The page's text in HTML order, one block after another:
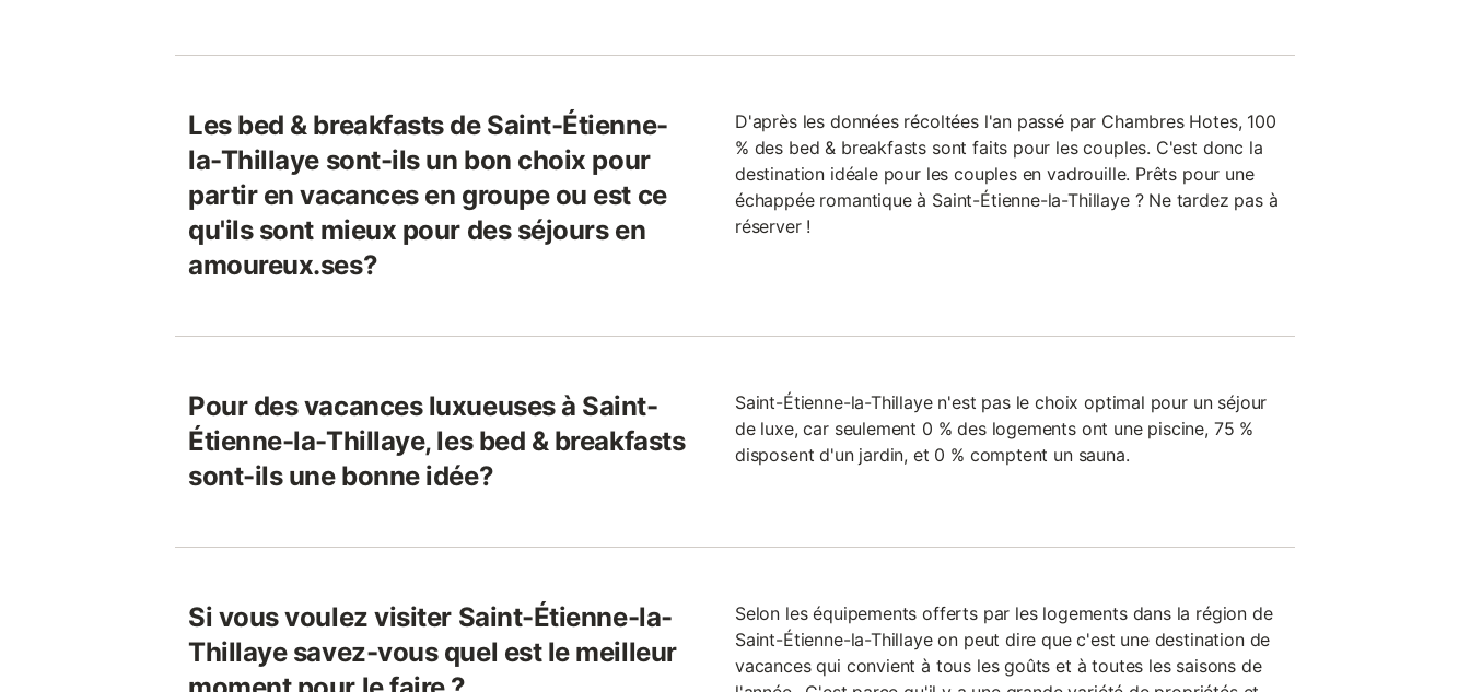
Les bed & breakfasts de Saint-Étienne-
la-Thillaye sont-ils un bon choix pour
partir en vacances en groupe ou est ce
qu'ils sont mieux pour des séjours en
amoureux.ses?
D'après les données récoltées l'an passé par Chambres Hotes, 100
% des bed & breakfasts sont faits pour les couples. C'est donc la
destination idéale pour les couples en vadrouille. Prêts pour une
échappée romantique à Saint-Étienne-la-Thillaye ? Ne tardez pas à
réserver !
Pour des vacances luxueuses à Saint-
Étienne-la-Thillaye, les bed & breakfasts
sont-ils une bonne idée?
Saint-Étienne-la-Thillaye n'est pas le choix optimal pour un séjour
de luxe, car seulement 0 % des logements ont une piscine, 75 %
disposent d'un jardin, et 0 % comptent un sauna.
Si vous voulez visiter Saint-Étienne-la-
Thillaye savez-vous quel est le meilleur
Selon les équipements offerts par les logements dans la région de
Saint-Étienne-la-Thillaye on peut dire que c'est une destination de
vacances qui convient à tous les goûts et à toutes les saisons de